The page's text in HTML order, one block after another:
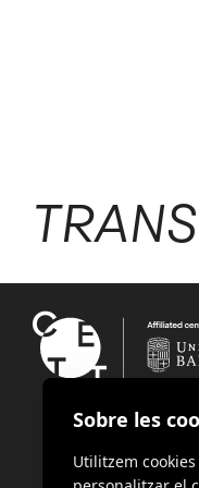
Sobre les
Utilitzem